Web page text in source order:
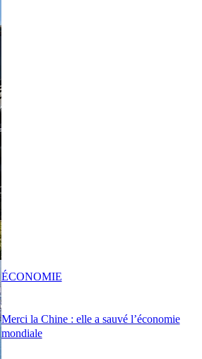
Merci la Chine : elle a sauvé l’économie
mondiale
ÉCONOMIE